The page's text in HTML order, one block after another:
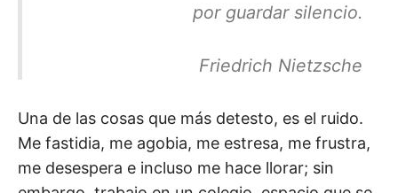
por guardar silencio.
Friedrich Nietzsche
Una de las cosas que más detesto, es el ruido.
Me fastidia, me agobia, me estresa, me frustra,
me desespera e incluso me hace llorar; sin